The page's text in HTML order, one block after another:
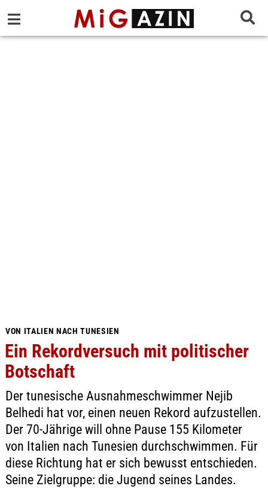
VON ITALIEN NACH TUNESIEN
Ein Rekordversuch mit politischer
Botschaft
Der tunesische Ausnahmeschwimmer Nejib
Belhedi hat vor, einen neuen Rekord aufzustellen.
Der 70-Jährige will ohne Pause 155 Kilometer
von Italien nach Tunesien durchschwimmen. Für
diese Richtung hat er sich bewusst entschieden.
Seine Zielgruppe: die Jugend seines Landes.